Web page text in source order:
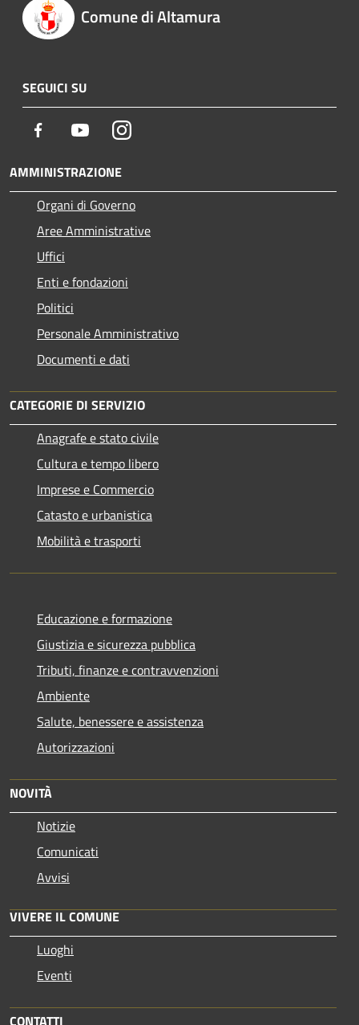
Comune di Altamura
SEGUICI SU
Facebook YoutubeInstagram
AMMINISTRAZIONE
Organi di Governo
Aree Amministrative
Uffici
Enti e fondazioni
Politici
Personale Amministrativo
Documenti e dati
CATEGORIE DI SERVIZIO
Anagrafe e stato civile
Cultura e tempo libero
Imprese e Commercio
Catasto e urbanistica
Mobilità e trasporti
Educazione e formazione
Giustizia e sicurezza pubblica
Tributi, finanze e contravvenzioni
Ambiente
Salute, benessere e assistenza
Autorizzazioni
NOVITÀ
Notizie
Comunicati
Avvisi
VIVERE IL COMUNE
Luoghi
Eventi
CONTATTI